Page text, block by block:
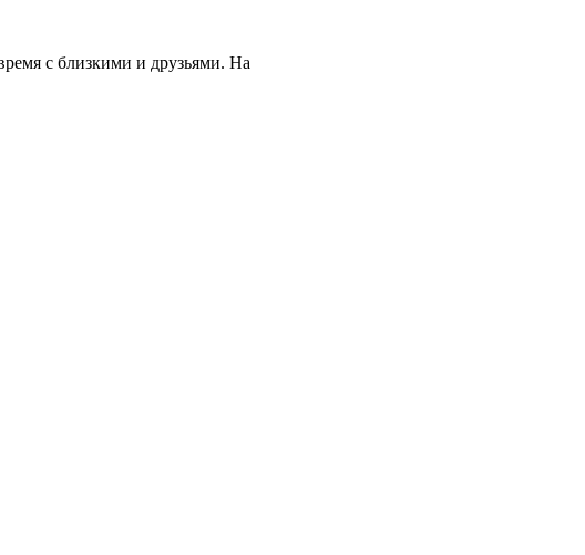
с близкими и друзьями. На